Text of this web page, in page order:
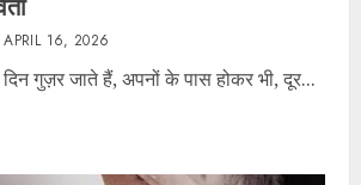
APRIL 16, 2026
गुज़र जाते हैं, अपनों के पास होकर भी, दूर...